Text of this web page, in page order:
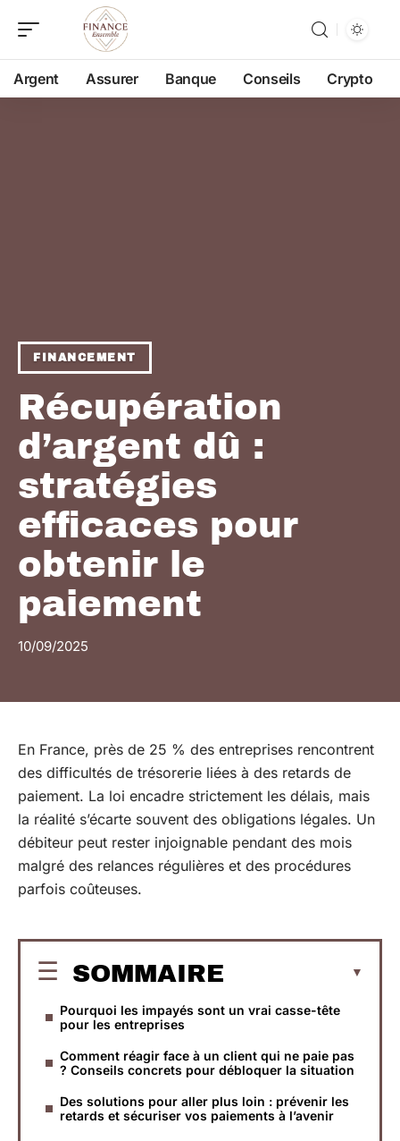
Argent Assurer Banque Conseils Crypto
FINANCEMENT
Récupération
d’argent dû :
stratégies
efficaces pour
obtenir le
paiement
10/09/2025
En France, près de 25 % des entreprises rencontrent
des difficultés de trésorerie liées à des retards de
paiement. La loi encadre strictement les délais, mais
la réalité s’écarte souvent des obligations légales. Un
débiteur peut rester injoignable pendant des mois
malgré des relances régulières et des procédures
parfois coûteuses.
SOMMAIRE
Pourquoi les impayés sont un vrai casse-tête
pour les entreprises
Comment réagir face à un client qui ne paie pas
? Conseils concrets pour débloquer la situation
Des solutions pour aller plus loin : prévenir les
retards et sécuriser vos paiements à l’avenir